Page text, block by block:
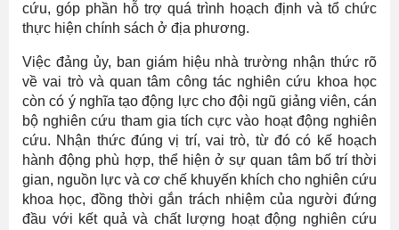
cứu, góp phần hỗ trợ quá trình hoạch định và tổ chức
thực hiện chính sách ở địa phương.
Việc đảng ủy, ban giám hiệu nhà trường nhận thức rõ
về vai trò và quan tâm công tác nghiên cứu khoa học
còn có ý nghĩa tạo động lực cho đội ngũ giảng viên, cán
bộ nghiên cứu tham gia tích cực vào hoạt động nghiên
cứu. Nhận thức đúng vị trí, vai trò, từ đó có kế hoạch
hành động phù hợp, thể hiện ở sự quan tâm bố trí thời
gian, nguồn lực và cơ chế khuyến khích cho nghiên cứu
khoa học, đồng thời gắn trách nhiệm của người đứng
đầu với kết quả và chất lượng hoạt động nghiên cứu